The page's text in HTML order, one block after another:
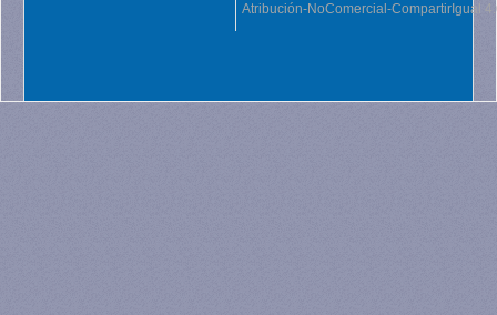
Atribución-NoComercial-CompartirIgual